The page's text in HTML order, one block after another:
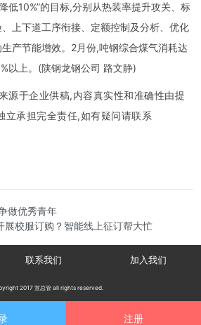
低10%”的目标,分别从热装率提升攻关、标
上下道工序衔接、定额控制及分析、优化
产节能增效。2月份,吨钢综合煤气消耗达
以上。(陕钢龙钢公司 路文静)
源于企业供稿,内容真实性和准确性由提
立承担完全责任,如有疑问请联系
做优秀青年
展校服订购？智能线上征订帮大忙
联系我们 加入我们
2017 宣总管 all rights reserved.
注册